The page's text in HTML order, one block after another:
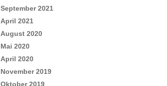
September 2021
April 2021
August 2020
Mai 2020
April 2020
November 2019
Oktober 2019